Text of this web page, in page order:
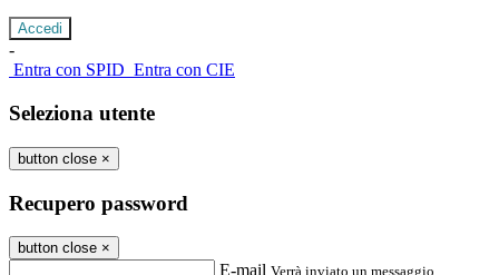
-
Entra con SPID Entra con CIE
Seleziona utente
button close ×
Recupero password
button close ×
E-mail Verrà inviato un messaggio